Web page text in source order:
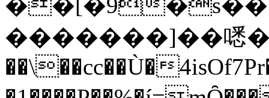
�������]��㗭�
��\��cc��Ù�